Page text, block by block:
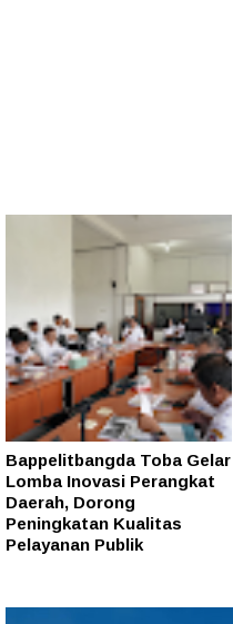
Bappelitbangda Toba Gelar
Lomba Inovasi Perangkat
Daerah, Dorong
Peningkatan Kualitas
Pelayanan Publik